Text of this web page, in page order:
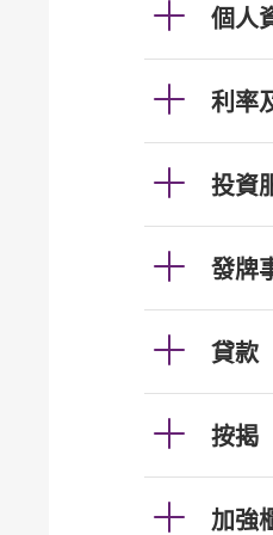
個人
利率
投資
發牌
貸款
按揭
加強